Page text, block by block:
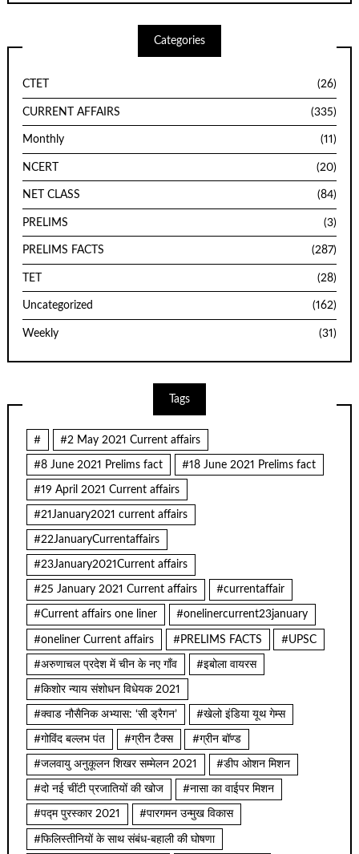
Categories
CTET (26)
CURRENT AFFAIRS (335)
Monthly (11)
NCERT (20)
NET CLASS (84)
PRELIMS (3)
PRELIMS FACTS (287)
TET (28)
Uncategorized (162)
Weekly (31)
Tags
# #2 May 2021 Current affairs
#8 June 2021 Prelims fact #18 June 2021 Prelims fact
#19 April 2021 Current affairs
#21January2021 current affairs
#22JanuaryCurrentaffairs
#23January2021Current affairs
#25 January 2021 Current affairs #currentaffair
#Current affairs one liner #onelinercurrent23january
#oneliner Current affairs #PRELIMS FACTS #UPSC
#अरुणाचल प्रदेश में चीन के नए गाँव #इबोला वायरस
#किशोर न्याय संशोधन विधेयक 2021
#क्वाड नौसैनिक अभ्यास: ‘सी ड्रैगन’ #खेलो इंडिया यूथ गेम्स
#गोविंद बल्लभ पंत #ग्रीन टैक्स #ग्रीन बॉण्ड
#जलवायु अनुकूलन शिखर सम्मेलन 2021 #डीप ओशन मिशन
#दो नई चींटी प्रजातियों की खोज #नासा का वाईपर मिशन
#पद्म पुरस्कार 2021 #पारगमन उन्मुख विकास
#फिलिस्तीनियों के साथ संबंध-बहाली की घोषणा